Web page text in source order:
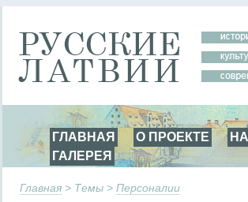
ГЛАВНАЯ О ПРОЕКТЕ
ГАЛЕРЕЯ
Главная > Темы > Персоналии